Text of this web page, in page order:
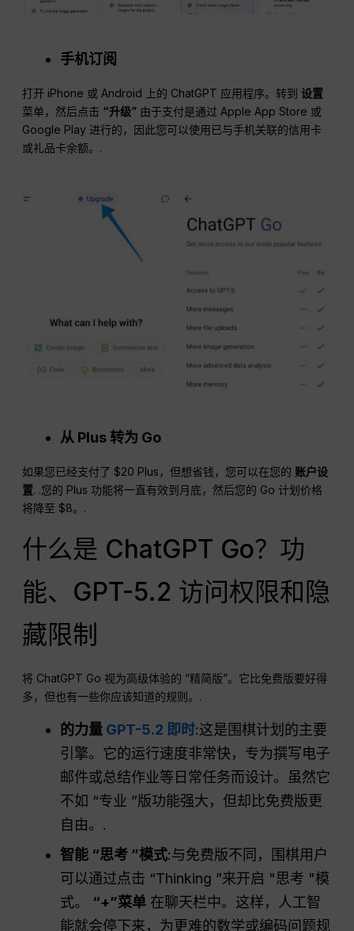
手机订阅
打开 iPhone 或 Android 上的 ChatGPT 应用程序。转到设置
菜单，然后点击 “升级” 由于支付是通过 Apple App Store 或
Google Play 进行的，因此您可以使用已与手机关联的信用卡
或礼品卡余额。.
从 Plus 转为 Go
如果您已经支付了 $20 Plus，但想省钱，您可以在您的 账户设
置. .您的 Plus 功能将一直有效到月底，然后您的 Go 计划价格
将降至 $8。.
什么是 ChatGPT Go？功
能、GPT-5.2 访问权限和隐
藏限制
将 ChatGPT Go 视为高级体验的 “精简版”。它比免费版要好得
多，但也有一些你应该知道的规则。.
的力量 GPT-5.2 即时:这是围棋计划的主要
引擎。它的运行速度非常快，专为撰写电子
邮件或总结作业等日常任务而设计。虽然它
不如 “专业 ”版功能强大，但却比免费版更
自由。.
智能 “思考 ”模式:与免费版不同，围棋用户
可以通过点击 “Thinking ”来开启 "思考 "模
式。 “+”菜单 在聊天栏中。这样，人工智
能就会停下来，为更难的数学或编码问题规